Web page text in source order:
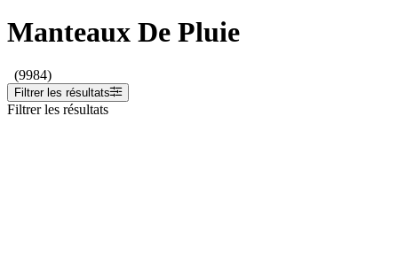
Manteaux De Pluie
(9984)
Filtrer les résultats
Filtrer les résultats